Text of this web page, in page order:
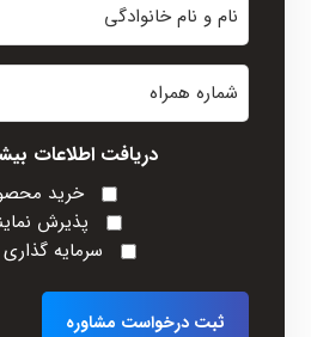
نام
(Required)
دریافت اطلاعات
خرید
پذیرش
سرمایه